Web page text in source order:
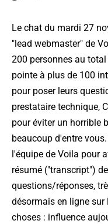
Le chat du mardi 27
"lead webmaster" de
200 personnes au
pointe à plus de 100
pour poser leurs
prestataire technique,
pour éviter un horrible
beaucoup d'entre
l'équipe de Voila pour
résumé ("transcript")
questions/réponses,
désormais en ligne sur
choses : influence